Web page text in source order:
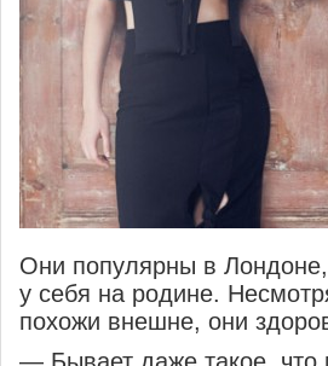
Они популярны в
у себя на родине.
похожи внешне, они